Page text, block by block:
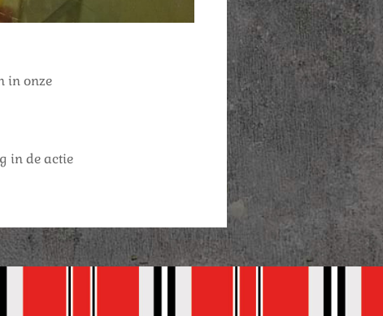
in onze
in de actie